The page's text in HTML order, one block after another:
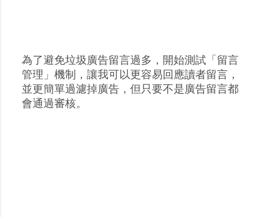
張
貼
留
為了避免垃圾廣告留言過多，開始測試「留言
管理」機制，讓我可以更容易回應讀者留言，
並更簡單過濾掉廣告，但只要不是廣告留言都
會通過審核。